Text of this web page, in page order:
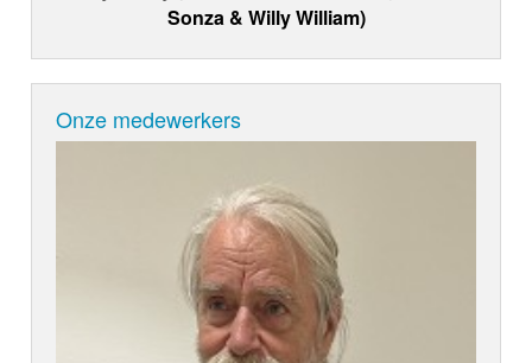
Sonza & Willy William)
Onze medewerkers